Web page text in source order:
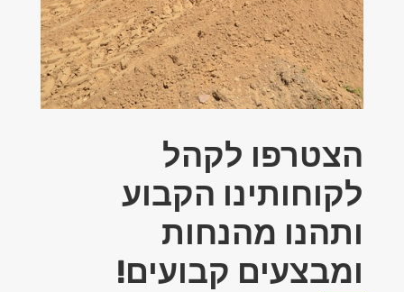
הצטרפו לקהל
לקוחותינו הקבוע
ותהנו מהנחות
ומבצעים קבועים!